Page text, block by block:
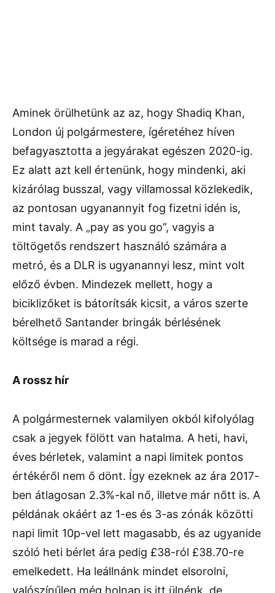
Aminek örülhetünk az az, hogy Shadiq Khan,
London új polgármestere, ígéretéhez híven
befagyasztotta a jegyárakat egészen 2020-ig.
Ez alatt azt kell értenünk, hogy mindenki, aki
kizárólag busszal, vagy villamossal közlekedik,
az pontosan ugyanannyit fog fizetni idén is,
mint tavaly. A „pay as you go”, vagyis a
töltögetős rendszert használó számára a
metró, és a DLR is ugyanannyi lesz, mint volt
előző évben. Mindezek mellett, hogy a
biciklizőket is bátorítsák kicsit, a város szerte
bérelhető Santander bringák bérlésének
költsége is marad a régi.
A rossz hír
A polgármesternek valamilyen okból kifolyólag
csak a jegyek fölött van hatalma. A heti, havi,
éves bérletek, valamint a napi limitek pontos
értékéről nem ő dönt. Így ezeknek az ára 2017-
ben átlagosan 2.3%-kal nő, illetve már nőtt is. A
példának okáért az 1-es és 3-as zónák közötti
napi limit 10p-vel lett magasabb, és az ugyanide
szóló heti bérlet ára pedig £38-ról £38.70-re
emelkedett. Ha leállnánk mindet elsorolni,
valószínűleg még holnap is itt ülnénk, de